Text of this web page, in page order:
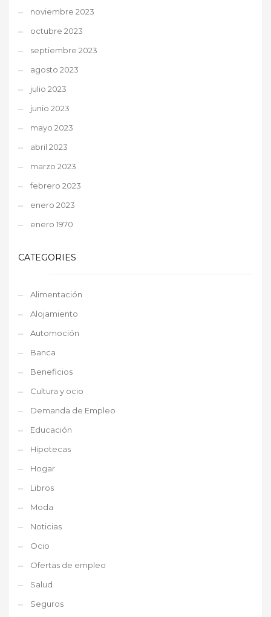
noviembre 2023
octubre 2023
septiembre 2023
agosto 2023
julio 2023
junio 2023
mayo 2023
abril 2023
marzo 2023
febrero 2023
enero 2023
enero 1970
CATEGORIES
Alimentación
Alojamiento
Automoción
Banca
Beneficios
Cultura y ocio
Demanda de Empleo
Educación
Hipotecas
Hogar
Libros
Moda
Noticias
Ocio
Ofertas de empleo
Salud
Seguros